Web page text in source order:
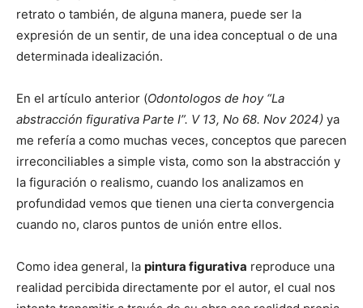
retrato o también, de alguna manera, puede ser la
expresión de un sentir, de una idea conceptual o de una
determinada idealización.
En el artículo anterior (Odontologos de hoy “La
abstracción figurativa Parte I”. V 13, No 68. Nov 2024) ya
me refería a como muchas veces, conceptos que parecen
irreconciliables a simple vista, como son la abstracción y
la figuración o realismo, cuando los analizamos en
profundidad vemos que tienen una cierta convergencia
cuando no, claros puntos de unión entre ellos.
Como idea general, la pintura figurativa reproduce una
realidad percibida directamente por el autor, el cual nos